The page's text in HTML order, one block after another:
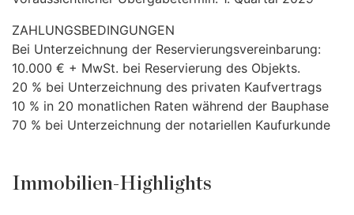
ZAHLUNGSBEDINGUNGEN
Bei Unterzeichnung der Reservierungsvereinbarung:
10.000 € + MwSt. bei Reservierung des Objekts.
20 % bei Unterzeichnung des privaten Kaufvertrags
10 % in 20 monatlichen Raten während der Bauphase
70 % bei Unterzeichnung der notariellen Kaufurkunde
Immobilien-Highlights